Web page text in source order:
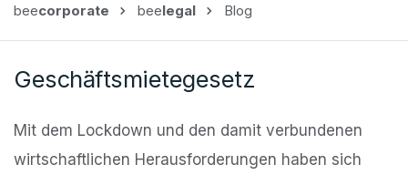
beecorporate beelegal Blog
Geschäftsmietegesetz
Mit dem Lockdown und den damit verbundenen
wirtschaftlichen Herausforderungen haben sich